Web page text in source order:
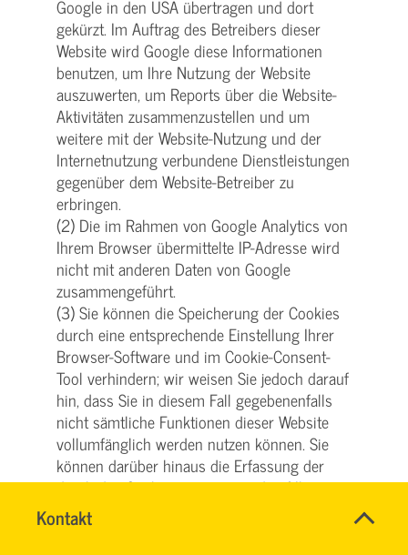
Kontakt
SVG
Name*
Google in den USA übertragen und dort
gekürzt. Im Auftrag des Betreibers dieser
Website wird Google diese Informationen
benutzen, um Ihre Nutzung der Website
auszuwerten, um Reports über die Website-
Aktivitäten zusammenzustellen und um
weitere mit der Website-Nutzung und der
Internetnutzung verbundene Dienstleistungen
gegenüber dem Website-Betreiber zu
erbringen.
(2) Die im Rahmen von Google Analytics von
Ihrem Browser übermittelte IP-Adresse wird
nicht mit anderen Daten von Google
zusammengeführt.
(3) Sie können die Speicherung der Cookies
durch eine entsprechende Einstellung Ihrer
Browser-Software und im Cookie-Consent-
Tool verhindern; wir weisen Sie jedoch darauf
hin, dass Sie in diesem Fall gegebenenfalls
nicht sämtliche Funktionen dieser Website
vollumfänglich werden nutzen können. Sie
können darüber hinaus die Erfassung der
durch das Cookie erzeugten und auf Ihre
Nutzung der Website bezogenen Daten (inkl.
Ihrer IP-Adresse) an Google sowie die